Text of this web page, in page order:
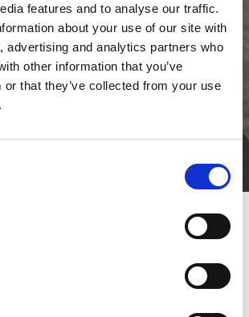
features and to analyse our traffic.
about your use of our site with
advertising and analytics partners who
other information that you’ve
or that they’ve collected from your use